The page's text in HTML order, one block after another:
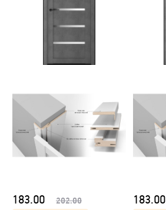
183.00 202.00 183.00